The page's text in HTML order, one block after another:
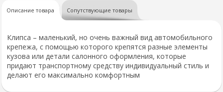
Описание товара Сопутствующие товары
Клипса – маленький, но очень важный вид автомобильного
крепежа, с помощью которого крепятся разные элементы
кузова или детали салонного оформления, которые
придают транспортному средству индивидуальный стиль и
делают его максимально комфортным